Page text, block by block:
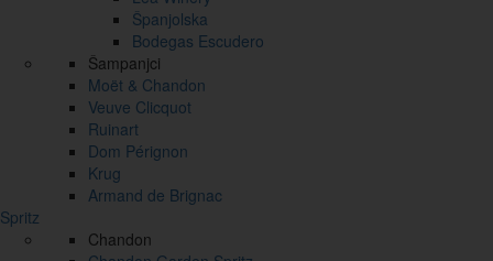
Španjolska
Bodegas Escudero
Šampanjci
Moët & Chandon
Veuve Clicquot
Ruinart
Dom Pérignon
Krug
Armand de Brignac
Spritz
Chandon